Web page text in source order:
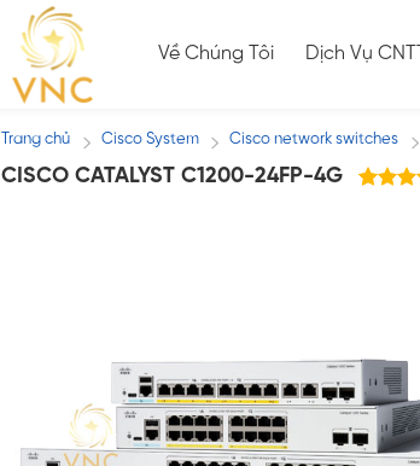
Về Chúng Tôi Dịch Vụ CNTT
Trang chủ / Cisco System / Cisco network switches /
CISCO CATALYST C1200-24FP-4G